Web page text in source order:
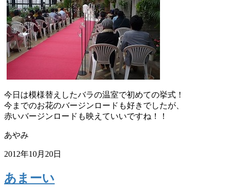
今日は模様替えしたバラの温室で初めての挙式！
今までのお花のバージンロードも好きでしたが、
赤いバージンロードも映えていいですね！！
あやみ
2012年10月20日
あまーい